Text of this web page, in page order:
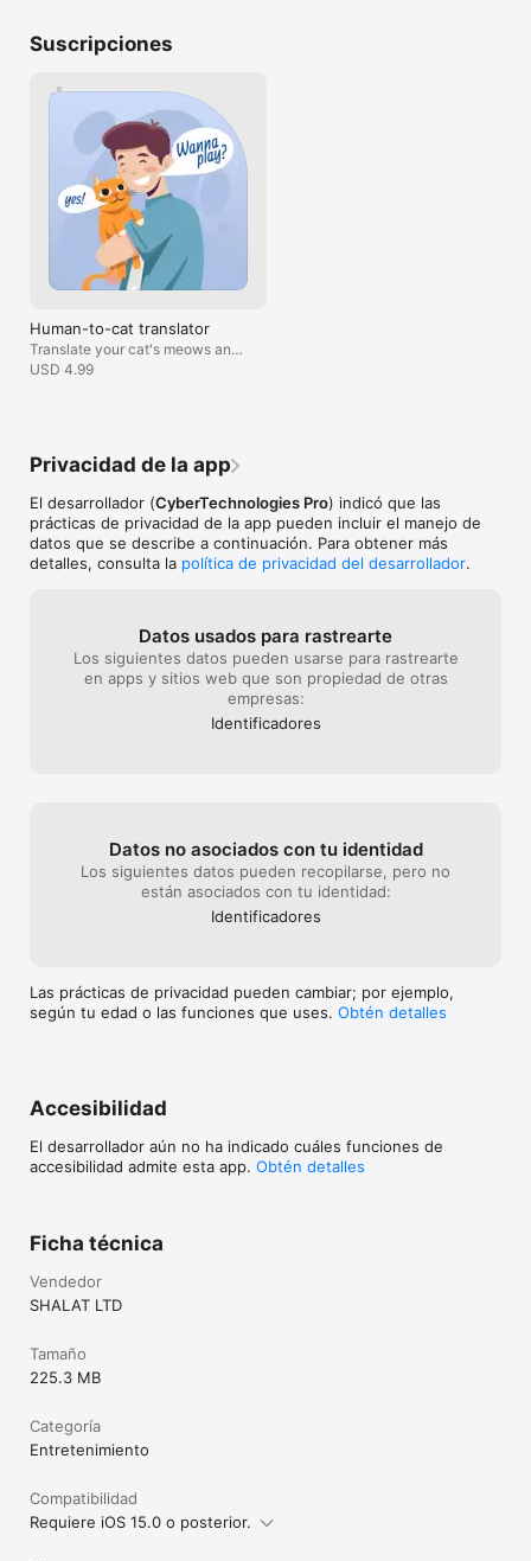
su cuenta de App Store.
gratuito, si se ofrece, se perderá al comprar una suscripción.
Privacy Policy https://shalatapp.com/policy.html
Terms of Use https://shalatapp.com/terms.html
Suscripciones
Human-to-cat translator
Translate your cat's meows and
have a chat!
USD 4.99
Privacidad de la app
El desarrollador (CyberTechnologies Pro) indicó que las
prácticas de privacidad de la app pueden incluir el manejo de
datos que se describe a continuación. Para obtener más
detalles, consulta la política de privacidad del desarrollador.
Datos usados para rastrearte
Los siguientes datos pueden usarse para rastrearte
en apps y sitios web que son propiedad de otras
empresas:
Identificado­res
Datos no asociados con tu identidad
Los siguientes datos pueden recopilarse, pero no
están asociados con tu identidad:
Identificado­res
Las prácticas de privacidad pueden cambiar; por ejemplo,
según tu edad o las funciones que uses. Obtén detalles
Accesibilidad
El desarrollador aún no ha indicado cuáles funciones de
accesibilidad admite esta app. Obtén detalles
Ficha técnica
Vendedor
SHALAT LTD
Tamaño
225.3 MB
Categoría
Entretenimiento
Compatibilidad
Requiere iOS 15.0 o posterior.